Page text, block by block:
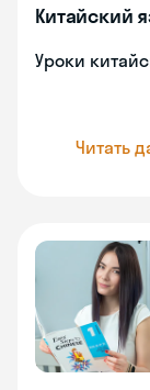
Китайский
Уроки
Читать